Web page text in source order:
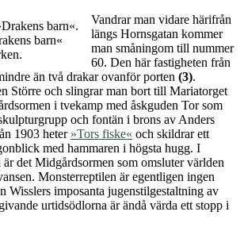
barn«
Vandrar man vidare härifrån
längs Hornsgatan kommer
man småningom till nummer
60. Den här fastigheten från
än två drakar ovanför porten (3).
Större och slingrar man bort till Mariatorget
i tvekamp med åskguden Tor som
och fontän i brons av Anders
1903 heter »Tors fiske« och skildrar ett
med hammaren i högsta hugg. I
det Midgårdsormen som omsluter världen
Monsterreptilen är egentligen ingen
Wisslers imposanta jugenstilgestaltning av
urtidsödlorna är ändå värda ett stopp i